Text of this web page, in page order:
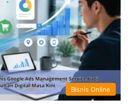
Bisnis Online